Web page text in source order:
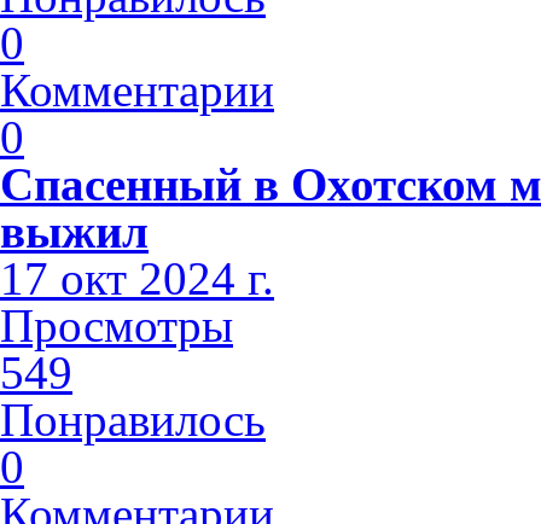
0
Комментарии
0
Спасенный в Охотском
выжил
17 окт 2024 г.
Просмотры
549
Понравилось
0